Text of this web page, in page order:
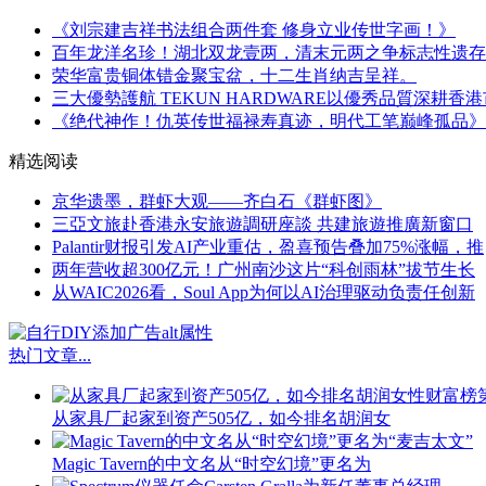
《刘宗建吉祥书法组合两件套 修身立业传世字画！》
百年龙洋名珍！湖北双龙壹两，清末元两之争标志性遗存
荣华富贵铜体错金聚宝盆，十二生肖纳吉呈祥。
三大優勢護航 TEKUN HARDWARE以優秀品質深耕香
《绝代神作！仇英传世福禄寿真迹，明代工笔巅峰孤品》
精选阅读
京华遗墨，群虾大观——齐白石《群虾图》
三亞文旅赴香港永安旅遊調研座談 共建旅遊推廣新窗口
Palantir财报引发AI产业重估，盈喜预告叠加75%涨幅，推
两年营收超300亿元！广州南沙这片“科创雨林”拔节生长
从WAIC2026看，Soul App为何以AI治理驱动负责任创新
热门文章...
从家具厂起家到资产505亿，如今排名胡润女
Magic Tavern的中文名从“时空幻境”更名为